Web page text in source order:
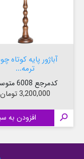
آباژور پایه کوتاه
ترمه...
کدمرجع 6008 متوسط
قیمت
3,200,000 تومان
 افزودن به